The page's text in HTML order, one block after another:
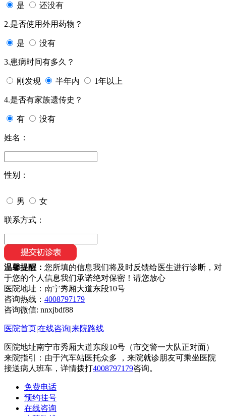
是 还没有
2.是否使用外用药物？
是 没有
3.患病时间有多久？
刚发现 半年内 1年以上
4.是否有家族遗传史？
有 没有
姓名：
性别：
男 女
联系方式：
温馨提醒： 您所填的信息我们将及时反馈给医生进行诊断，对
于您的个人信息我们承诺绝对保密！请您放心
医院地址：南宁秀厢大道东段10号
咨询热线： 4008797179
咨询微信: nnxjbdf88
医院首页|在线咨询|来院路线
医院地址南宁市秀厢大道东段10号（市交警一大队正对面）
来院指引：由于汽车站医托众多 ，来院就诊朋友可乘坐医院
接送病人班车，详情拨打4008797179咨询。
免费电话
预约挂号
在线咨询